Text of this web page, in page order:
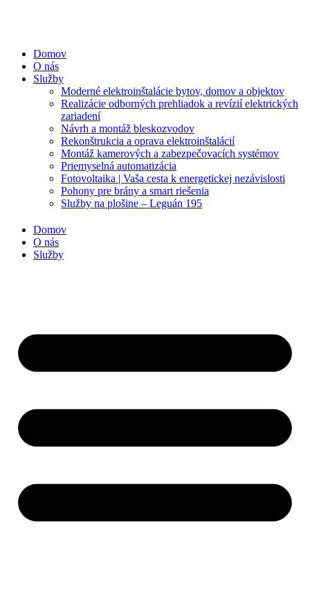
Domov
O nás
Služby
Moderné elektroinštalácie bytov, domov a objektov
Realizácie odborných prehliadok a revízií elektrických
zariadení
Návrh a montáž bleskozvodov
Rekonštrukcia a oprava elektroinštalácií
Montáž kamerových a zabezpečovacích systémov
Priemyselná automatizácia
Fotovoltaika | Vaša cesta k energetickej nezávislosti
Pohony pre brány a smart riešenia
Služby na plošine – Leguán 195
Domov
O nás
Služby